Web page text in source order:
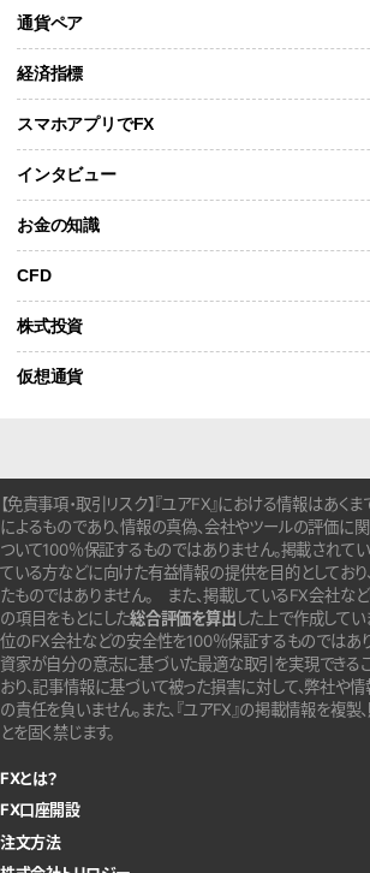
通貨ペア
経済指標
スマホアプリでFX
インタビュー
お金の知識
CFD
株式投資
仮想通貨
【免責事項・取引リスク】『ユアFX』における情報はあ
によるものであり、情報の真偽、会社やツールの評価に
ついて100％保証するものではありません。掲載されて
ている方などに向けた有益情報の提供を目的としており
たものではありません。 また、掲載しているFX会社な
の項目をもとにした総合評価を算出 した上で作成してい
位のFX会社などの安全性を100％保証するものではあ
資家が自分の意志に基づいた最適な取引を実現できる
おり、記事情報に基づいて被った損害に対して、弊社や
の責任を負いません。また、『ユアFX』の掲載情報を複製
とを固く禁じます。
FXとは？
FX口座開設
注文方法